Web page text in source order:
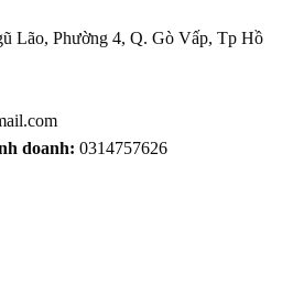
Lão, Phường 4, Q. Gò Vấp, Tp Hồ
doanh: 0314757626